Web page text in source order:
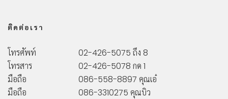
ติดต่อเรา
โทรศัพท์
02-426-5075 ถึง 8
โทรสาร
02-426-5078 กด 1
มือถือ
086-558-8897 คุณเอ๋
มือถือ
086-3310275 คุณบิว